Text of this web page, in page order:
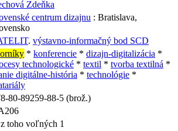
Zdeňka
centrum dizajnu : Bratislava,
. výstavno-informačný bod SCD
* konferencie * dizajn-digitalizácia *
technologické * textil * tvorba textilná *
digitálne-história * technológie *
80-89259-88-5 (brož.)
toho voľných 1